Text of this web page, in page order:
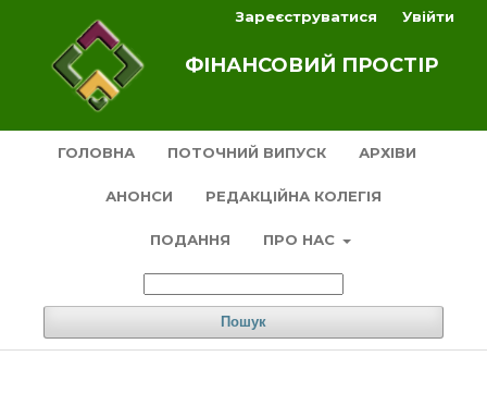
ФІНАНСОВИЙ ПРОСТІР
ГОЛОВНА ПОТОЧНИЙ ВИПУСК АРХІВИ
АНОНСИ РЕДАКЦІЙНА КОЛЕГІЯ
ПОДАННЯ ПРО НАС
Пошук
Зареєструватися Увійти